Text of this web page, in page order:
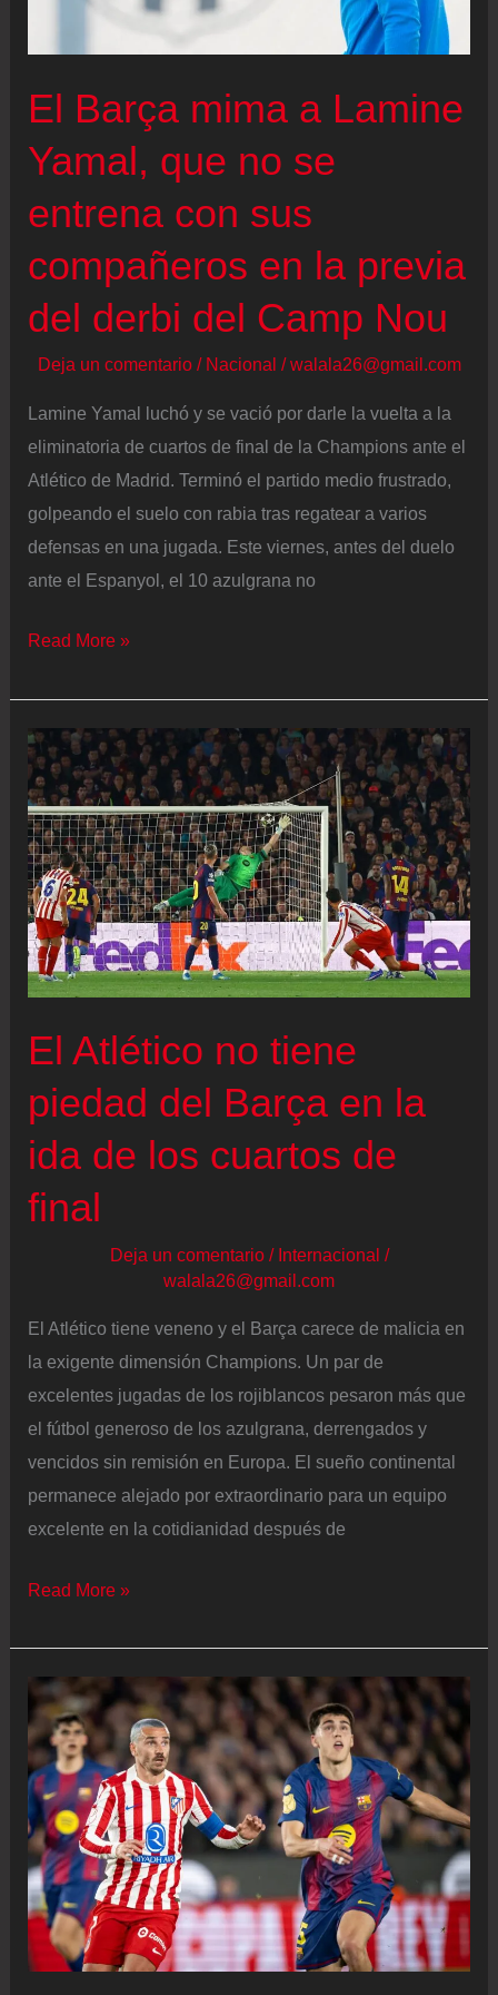
final
El Barça mima a Lamine
Yamal, que no se
entrena con sus
compañeros en la previa
del derbi del Camp Nou
Deja un comentario / Nacional /walala26@gmail.com
Lamine Yamal luchó y se vació por darle la vuelta a la
eliminatoria de cuartos de final de la Champions ante el
Atlético de Madrid. Terminó el partido medio frustrado,
golpeando el suelo con rabia tras regatear a varios
defensas en una jugada. Este viernes, antes del duelo
ante el Espanyol, el 10 azulgrana no
El
mima
a
Lamine
Yamal,
que
no
se
entrena
con
compañeros
la
previa
del
derbi
Read More »
El Atlético no tiene
piedad del Barça en la
ida de los cuartos de
final
Deja un comentario / Internacional /
walala26@gmail.com
El Atlético tiene veneno y el Barça carece de malicia en
la exigente dimensión Champions. Un par de
excelentes jugadas de los rojiblancos pesaron más que
el fútbol generoso de los azulgrana, derrengados y
vencidos sin remisión en Europa. El sueño continental
permanece alejado por extraordinario para un equipo
excelente en la cotidianidad después de
El
no
tiene
piedad
del
Barça
en
la
ida
de
los
Read More »